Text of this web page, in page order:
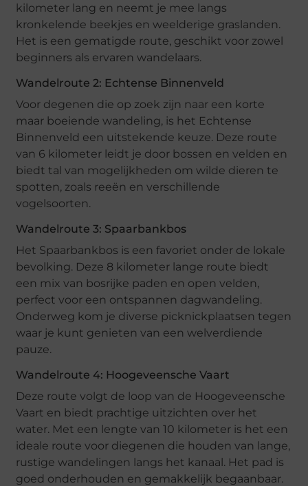
kilometer lang en neemt je mee langs
kronkelende beekjes en weelderige graslanden.
Het is een gematigde route, geschikt voor zowel
beginners als ervaren wandelaars.
Wandelroute 2: Echtense Binnenveld
Voor degenen die op zoek zijn naar een korte
maar boeiende wandeling, is het Echtense
Binnenveld een uitstekende keuze. Deze route
van 6 kilometer leidt je door bossen en velden en
biedt tal van mogelijkheden om wilde dieren te
spotten, zoals reeën en verschillende
vogelsoorten.
Wandelroute 3: Spaarbankbos
Het Spaarbankbos is een favoriet onder de lokale
bevolking. Deze 8 kilometer lange route biedt
een mix van bosrijke paden en open velden,
perfect voor een ontspannen dagwandeling.
Onderweg kom je diverse picknickplaatsen tegen
waar je kunt genieten van een welverdiende
pauze.
Wandelroute 4: Hoogeveensche Vaart
Deze route volgt de loop van de Hoogeveensche
Vaart en biedt prachtige uitzichten over het
water. Met een lengte van 10 kilometer is het een
ideale route voor diegenen die houden van lange,
rustige wandelingen langs het kanaal. Het pad is
goed onderhouden en gemakkelijk begaanbaar.